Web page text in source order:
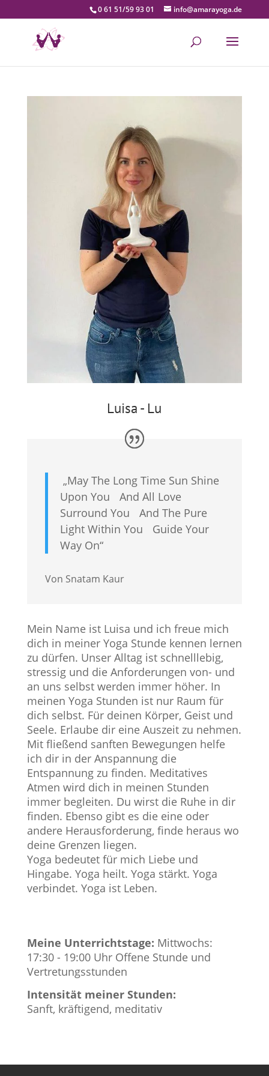
0 61 51/59 93 01 info@amarayoga.de
Luisa - Lu
„May The Long Time Sun Shine
Upon You And All Love
Surround You And The Pure
Light Within You Guide Your
Way On“
Von Snatam Kaur
Mein Name ist Luisa und ich freue mich
dich in meiner Yoga Stunde kennen lernen
zu dürfen. Unser Alltag ist schnelllebig,
stressig und die Anforderungen von- und
an uns selbst werden immer höher. In
meinen Yoga Stunden ist nur Raum für
dich selbst. Für deinen Körper, Geist und
Seele. Erlaube dir eine Auszeit zu nehmen.
Mit fließend sanften Bewegungen helfe
ich dir in der Anspannung die
Entspannung zu finden. Meditatives
Atmen wird dich in meinen Stunden
immer begleiten. Du wirst die Ruhe in dir
finden. Ebenso gibt es die eine oder
andere Herausforderung, finde heraus wo
deine Grenzen liegen.
Yoga bedeutet für mich Liebe und
Hingabe. Yoga heilt. Yoga stärkt. Yoga
verbindet. Yoga ist Leben.
Meine Unterrichtstage: Mittwochs:
17:30 - 19:00 Uhr Offene Stunde und
Vertretungsstunden
Intensität meiner Stunden:
Sanft, kräftigend, meditativ